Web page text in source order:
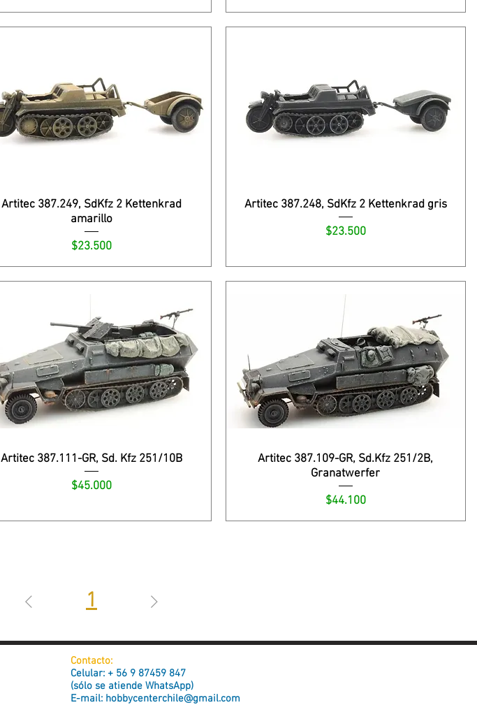
Artitec 387.249, SdKfz 2 Kettenkrad
amarillo
Precio
$23.500
Artitec 387.248, SdKfz 2 Kettenkrad gris
Precio
$23.500
Artitec 387.111-GR, Sd. Kfz 251/10B
Precio
$45.000
Artitec 387.109-GR, Sd.Kfz 251/2B,
Granatwerfer
Precio
$44.100
1
Contacto:
Celular: + 56 9 87459 847
(sólo se atiende WhatsApp)
E-mail: hobbycenterchile@gmail.com